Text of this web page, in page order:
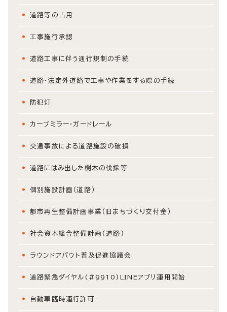
道路等の占用
工事施行承認
道路工事に伴う通行規制の手続
道路・法定外道路で工事や作業をする際の手続
防犯灯
カーブミラー・ガードレール
交通事故による道路施設の破損
道路にはみ出した樹木の伐採等
個別施設計画（道路）
都市再生整備計画事業（旧まちづくり交付金）
社会資本総合整備計画(道路)
ラウンドアバウト普及促進協議会
道路緊急ダイヤル(#9910)LINEアプリ運用開始
自動車臨時運行許可